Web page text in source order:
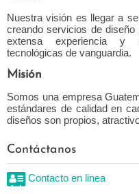
Nuestra visión es llegar a
creando servicios de
extensa experiencia y
tecnológicas de vanguardia.
Misión
Somos una empresa
estándares de calidad en
diseños son propios,
Contáctanos
Contacto en linea